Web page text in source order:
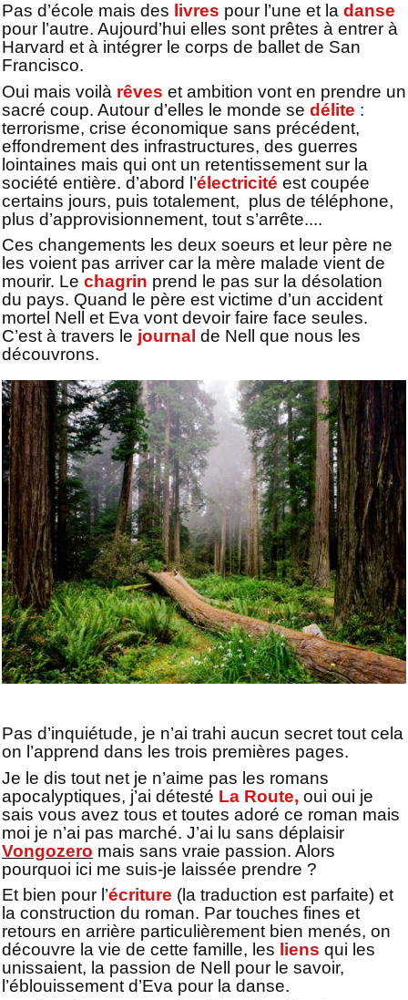
Pas d’école mais des livres pour l’une et la danse
pour l’autre. Aujourd’hui elles sont prêtes à entrer à
Harvard et à intégrer le corps de ballet de San
Francisco.
Oui mais voilà rêves et ambition vont en prendre un
sacré coup. Autour d’elles le monde se délite :
terrorisme, crise économique sans précédent,
effondrement des infrastructures, des guerres
lointaines mais qui ont un retentissement sur la
société entière. d’abord l’électricité est coupée
certains jours, puis totalement, plus de téléphone,
plus d’approvisionnement, tout s’arrête....
Ces changements les deux soeurs et leur père ne
les voient pas arriver car la mère malade vient de
mourir. Le chagrin prend le pas sur la désolation
du pays. Quand le père est victime d’un accident
mortel Nell et Eva vont devoir faire face seules.
C’est à travers le journal de Nell que nous les
découvrons.
Pas d’inquiétude, je n’ai trahi aucun secret tout cela
on l’apprend dans les trois premières pages.
Je le dis tout net je n’aime pas les romans
apocalyptiques, j’ai détesté La Route, oui oui je
sais vous avez tous et toutes adoré ce roman mais
moi je n’ai pas marché. J’ai lu sans déplaisir
Vongozero mais sans vraie passion. Alors
pourquoi ici me suis-je laissée prendre ?
Et bien pour l’écriture (la traduction est parfaite) et
la construction du roman. Par touches fines et
retours en arrière particulièrement bien menés, on
découvre la vie de cette famille, les liens qui les
unissaient, la passion de Nell pour le savoir,
l’éblouissement d’Eva pour la danse.